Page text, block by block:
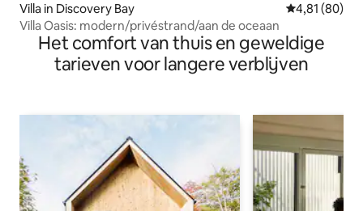
Villa in Discovery Bay Gemiddelde
4,81 (80)
Villa Oasis: modern/privéstrand/aan de oceaan
Het comfort van thuis en geweldige
tarieven voor langere verblijven